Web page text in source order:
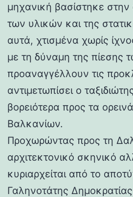
μηχανική βασίστηκε
των υλικών και της
αυτά, χτισμένα χωρίς
με τη δύναμη της πίεσης
προαναγγέλλουν τις
αντιμετωπίσει ο
βορειότερα προς τα
Βαλκανίων.
Προχωρώντας προς τη
αρχιτεκτονικό σκηνικό
κυριαρχείται από το
Γαληνοτάτης